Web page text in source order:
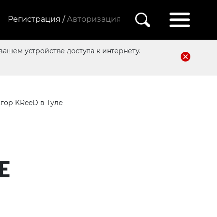
Регистрация / Авторизация
устройстве доступа к интернету.
KReeD в Туле